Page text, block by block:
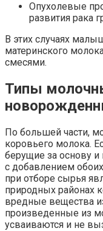
Опухолевые
развития рака
В этих случаях
материнского
смесями.
Типы
По большей части,
коровьего молока.
берущие за основу
с добавлением
при отборе сырья
природных районах
вредные вещества
произведенные из
усваиваются и не